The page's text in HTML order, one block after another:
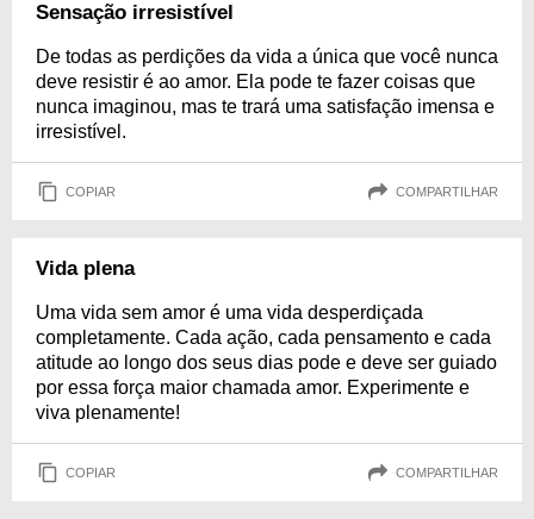
Sensação irresistível
De todas as perdições da vida a única que você nunca
deve resistir é ao amor. Ela pode te fazer coisas que
nunca imaginou, mas te trará uma satisfação imensa e
irresistível.
COPIAR COMPARTILHAR
Vida plena
Uma vida sem amor é uma vida desperdiçada
completamente. Cada ação, cada pensamento e cada
atitude ao longo dos seus dias pode e deve ser guiado
por essa força maior chamada amor. Experimente e
viva plenamente!
COPIAR COMPARTILHAR